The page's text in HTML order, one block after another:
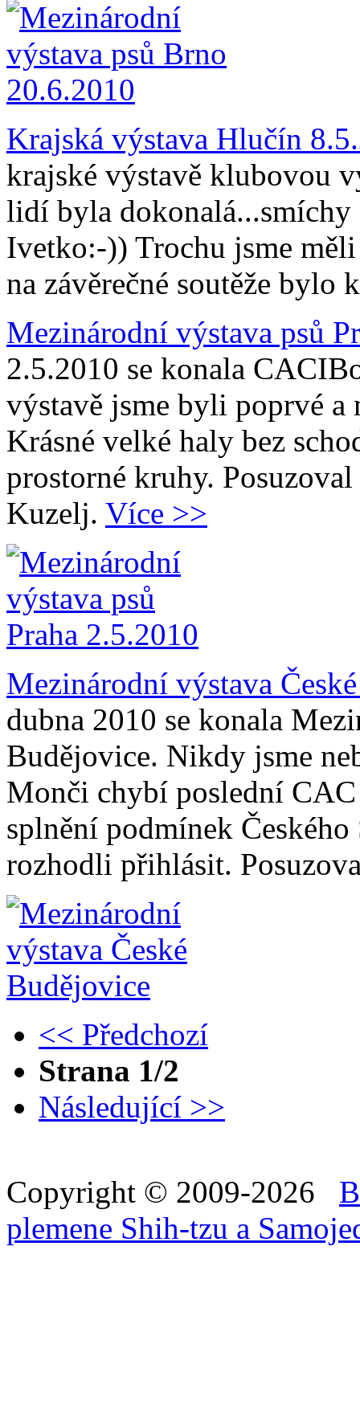
Krajská výstava Hlučín
krajské výstavě klubovou
lidí byla
Ivetko:-)) Trochu jsme měli
na závěrečné soutěže bylo
Mezinárodní výstava psů
2.5.2010 se konala
výstavě jsme byli poprvé a
Krásné velké haly bez
prostorné kruhy.
Kuzelj. Více >>
Mezinárodní výstava
dubna 2010 se konala
Budějovice. Nikdy jsme
Monči chybí poslední
splnění podmínek Českého
rozhodli přihlásit.
<< Předchozí
Strana 1/2
Následující >>
Copyright © 2009-2026
plemene Shih-tzu a